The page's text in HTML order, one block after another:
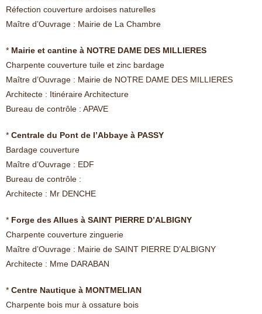
Réfection couverture ardoises naturelles
Maître d’Ouvrage : Mairie de La Chambre
* Mairie et cantine à NOTRE DAME DES MILLIERES
Charpente couverture tuile et zinc bardage
Maître d’Ouvrage : Mairie de NOTRE DAME DES MILLIERES
Architecte : Itinéraire Architecture
Bureau de contrôle : APAVE
* Centrale du Pont de l’Abbaye à PASSY
Bardage couverture
Maître d’Ouvrage : EDF
Bureau de contrôle :
Architecte : Mr DENCHE
* Forge des Allues à SAINT PIERRE D’ALBIGNY
Charpente couverture zinguerie
Maître d’Ouvrage : Mairie de SAINT PIERRE D’ALBIGNY
Architecte : Mme DARABAN
* Centre Nautique à MONTMELIAN
Charpente bois mur à ossature bois